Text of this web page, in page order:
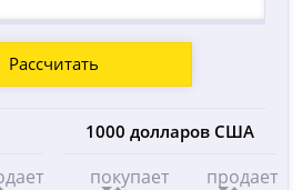
Рассчитать
1000 долларов США
покупает продает